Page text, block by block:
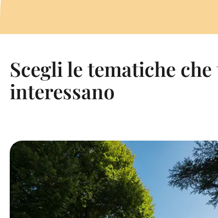
Scegli le tematiche
interessano